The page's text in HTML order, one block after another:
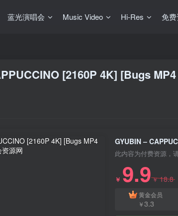
蓝光演唱会 Music Video Hi-Res 免
[2160P 4K] [Bugs
GYUBIN –
此内容为付费资源，
￥ 9.9￥18.8
黄金会员
￥3.3